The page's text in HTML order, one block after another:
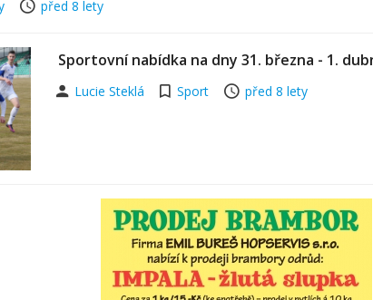
před 8 lety
Sportovní nabídka na dny 31. března - 1.
Lucie Steklá Sport před 8 lety